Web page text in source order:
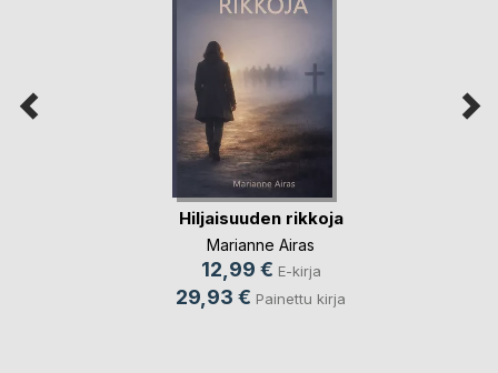
Hiljaisuuden rikkoja
Marianne Airas
12,99 € E-kirja
29,93 € Painettu kirja